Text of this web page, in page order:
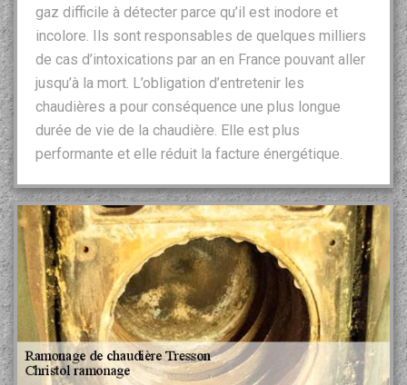
gaz difficile à détecter parce qu’il est inodore et
incolore. Ils sont responsables de quelques milliers
de cas d’intoxications par an en France pouvant aller
jusqu’à la mort. L’obligation d’entretenir les
chaudières a pour conséquence une plus longue
durée de vie de la chaudière. Elle est plus
performante et elle réduit la facture énergétique.